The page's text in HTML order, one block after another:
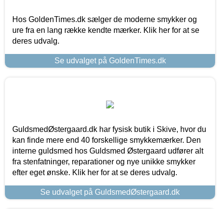
Hos GoldenTimes.dk sælger de moderne smykker og
ure fra en lang række kendte mærker. Klik her for at se
deres udvalg.
Se udvalget på GoldenTimes.dk
GuldsmedØstergaard.dk har fysisk butik i Skive, hvor du
kan finde mere end 40 forskellige smykkemærker. Den
interne guldsmed hos Guldsmed Østergaard udfører alt
fra stenfatninger, reparationer og nye unikke smykker
efter eget ønske. Klik her for at se deres udvalg.
Se udvalget på GuldsmedØstergaard.dk